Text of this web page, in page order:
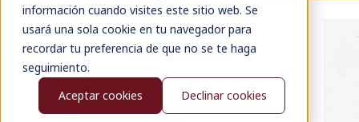
información cuando visites este sitio web. Se
usará una sola cookie en tu navegador para
recordar tu preferencia de que no se te haga
seguimiento.
Aceptar cookies
Declinar cookies
Categorías
Todos